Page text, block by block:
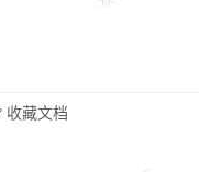
收藏文档